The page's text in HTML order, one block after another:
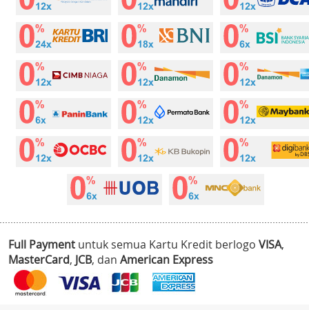
Full Payment untuk semua Kartu Kredit berlogo VISA,
MasterCard, JCB, dan American Express